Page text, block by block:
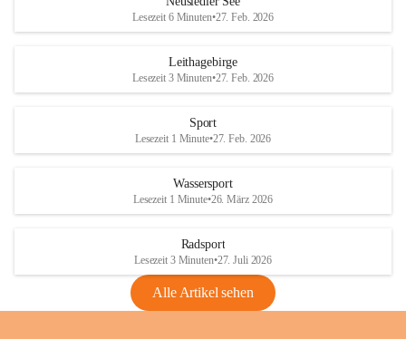
S
Maßnahmen zur Bekämpfung
Rebe und der Amerikanischen
Anhang VBl. EU Nr. 18
1 Seite•1,4 MB
VBl. EU Nr. 18_2026
r
S
Lesezeit 6 Minuten•27. Feb. 2026
Leithagebirge
Lesezeit 3 Minuten•27. Feb. 2026
Sport
Lesezeit 1 Minute•27. Feb. 2026
Wassersport
Lesezeit 1 Minute•26. März 2026
Radsport
Lesezeit 3 Minuten•27. Juli 2026
Alle Artikel sehen